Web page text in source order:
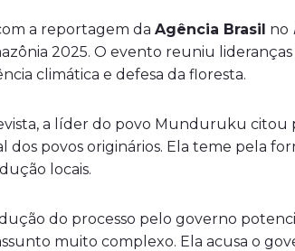
a reportagem da Agência Brasil no
2025. O evento reuniu
climática e defesa da floresta.
a líder do povo Munduruku
dos povos originários. Ela teme pela
locais.
do processo pelo governo
muito complexo. Ela acusa o